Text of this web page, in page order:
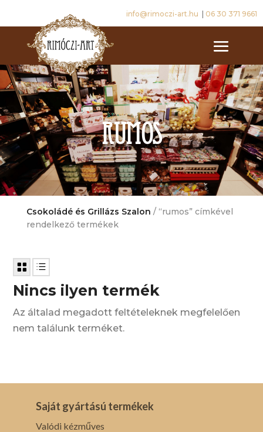
info@rimoczi-art.hu 06 30 371 9661
rumos
Csokoládé és Grillázs Szalon / “rumos” címkével
rendelkező termékek
Nincs ilyen termék
Az általad megadott feltételeknek megfelelően
nem találunk terméket.
Saját gyártású termékek
Valódi kézműves